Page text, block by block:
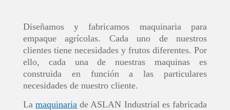
Diseñamos y fabricamos maquinaria para
empaque agrícolas. Cada uno de nuestros
clientes tiene necesidades y frutos diferentes. Por
ello, cada una de nuestras maquinas es
construida en función a las particulares
necesidades de nuestro cliente.
Lamaquinaria de ASLAN Industrial es fabricada